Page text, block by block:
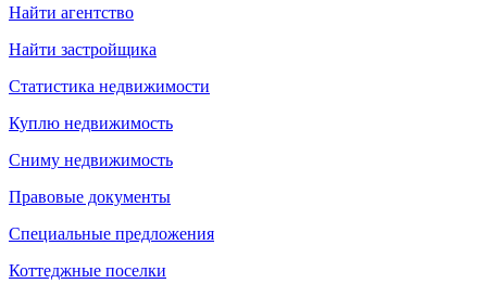
Найти агентство
Найти застройщика
Статистика недвижимости
Куплю недвижимость
Сниму недвижимость
Правовые документы
Специальные предложения
Коттеджные поселки